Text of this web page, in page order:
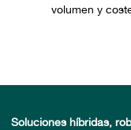
volumen y
Soluciones híbridas,